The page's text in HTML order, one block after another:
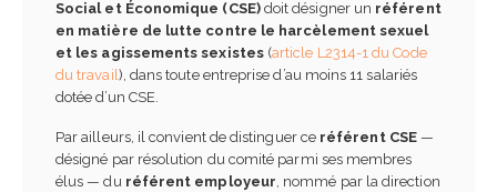
Social et Économique (CSE)doit désigner un référent
en matière de lutte contre le harcèlement sexuel
et les agissements sexistes(article L2314-1 du Code
du travail), dans toute entreprise d’au moins 11 salariés
dotée d’un CSE.
Par ailleurs, il convient de distinguer ce référent CSE—
désigné par résolution du comité parmi ses membres
élus — du référent employeur, nommé par la direction